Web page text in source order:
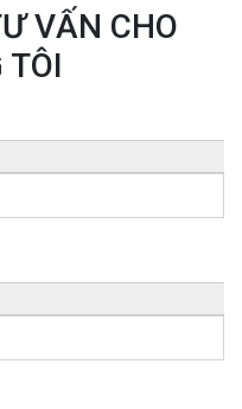
VẤN CHO
TÔI